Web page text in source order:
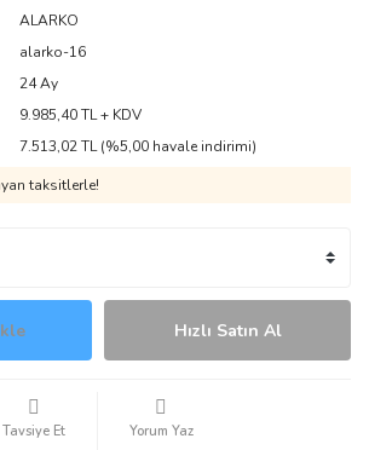
ALARKO
alarko-16
24 Ay
9.985,40 TL + KDV
7.513,02 TL (%5,00 havale indirimi)
taksitlerle!
Hızlı Satın Al
Tavsiye Et Yorum Yaz